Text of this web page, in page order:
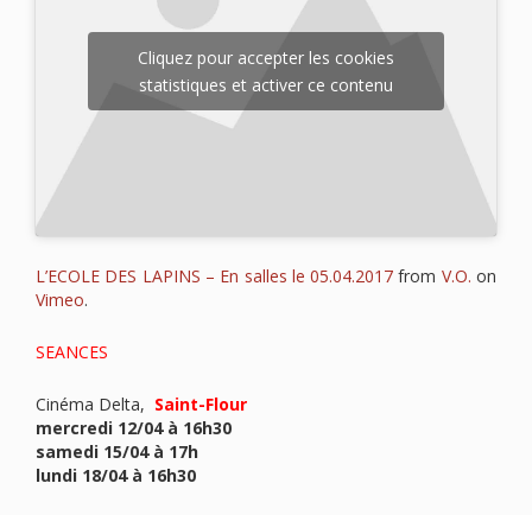
Cliquez pour accepter les cookies
statistiques et activer ce contenu
L’ECOLE DES LAPINS – En salles le 05.04.2017 from V.O. on
Vimeo.
SEANCES
Cinéma Delta, Saint-Flour
mercredi 12/04 à 16h30
samedi 15/04 à 17h
lundi 18/04 à 16h30